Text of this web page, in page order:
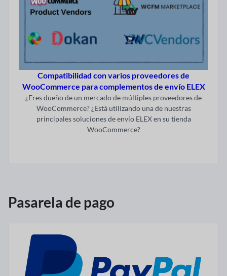
Compatibilidad con varios proveedores de
WooCommerce para complementos de envío ELEX
¿Eres dueño de un mercado de múltiples proveedores de
WooCommerce? ¿Está utilizando una de nuestras
principales soluciones de envío ELEX en su tienda
WooCommerce?
Pasarela de pago